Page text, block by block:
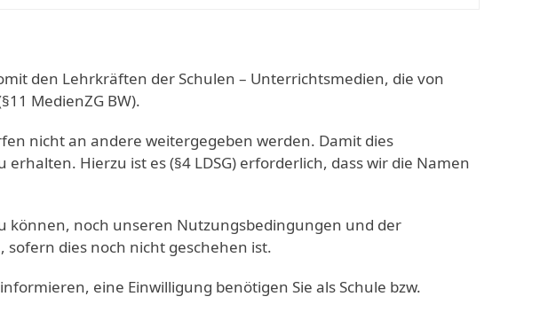
den Lehrkräften der Schulen – Unterrichtsmedien, die von
MedienZG BW).
nicht an andere weitergegeben werden. Damit dies
Hierzu ist es (§4 LDSG) erforderlich, dass wir die Namen
können, noch unseren Nutzungsbedingungen und der
dies noch nicht geschehen ist.
eine Einwilligung benötigen Sie als Schule bzw.